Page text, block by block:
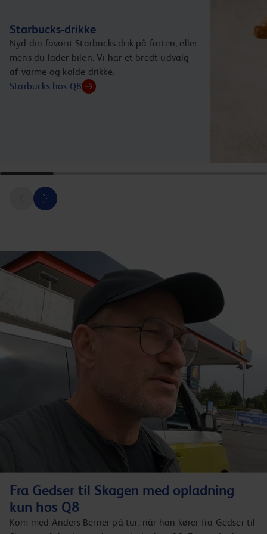
Starbucks-drikke
Nyd din favorit Starbucks-drik på farten, eller
mens du lader bilen. Vi har et bredt udvalg
af varme og kolde drikke.
Starbucks hos Q8
Fra Gedser til Skagen med opladning
kun hos Q8
Kom med Anders Berner på tur, når han kører fra Gedser til